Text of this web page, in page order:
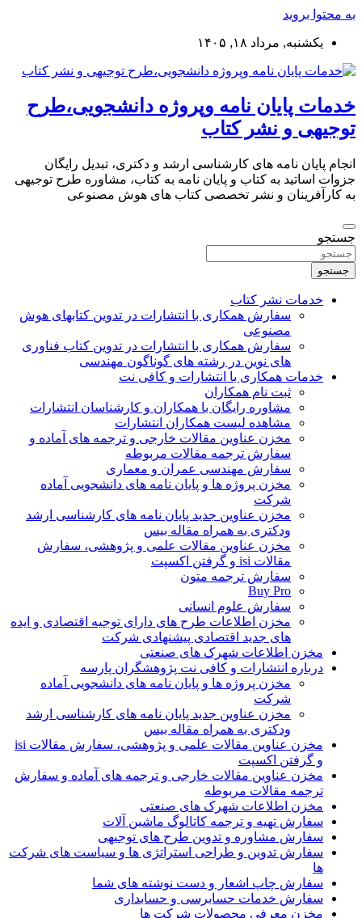
به محتوا بروید
یکشنبه, مرداد ۱۸, ۱۴۰۵
خدمات پایان نامه وپروژه دانشجویی،طرح
توجیهی و نشر کتاب
انجام پایان نامه های کارشناسی ارشد و دکتری، تبدیل رایگان
جزوات اساتید به کتاب و پایان نامه به کتاب، مشاوره طرح توجیهی
به کارآفرینان و نشر تخصصی کتاب های هوش مصنوعی
جستجو
جستجو
خدمات نشر کتاب
سفارش همکاری با انتشارات در تدوین کتابهای هوش
مصنوعی
سفارش همکاری با انتشارات در تدوین کتاب فناوری
های نوین در رشته های گوناگون مهندسی
خدمات همکاری با انتشارات و کافی نت
ثبت نام همکاران
مشاوره رایگان با همکاران و کارشناسان انتشارات
مشاهده لیست همکاران انتشارات
مخزن عناوین مقالات خارجی و ترجمه های آماده و
سفارش ترجمه مقالات مربوطه
سفارش مهندسی عمران و معماری
مخزن پروژه ها و پایان نامه های دانشجویی آماده
شرکت
مخزن عناوین جدید پایان نامه های کارشناسی ارشد
ودکتری به همراه مقاله بیس
مخزن عناوین مقالات علمی و پژوهشی، سفارش
مقالات isi و گرفتن اکسپت
سفارش ترجمه متون
Buy Pro
سفارش علوم انسانی
مخزن اطلاعات طرح های دارای توجیه اقتصادی و ایده
های جدید اقتصادی پیشنهادی شرکت
مخزن اطلاعات شهرک های صنعتی
درباره انتشارات و کافی نت پژوهشگران پارسه
مخزن پروژه ها و پایان نامه های دانشجویی آماده
شرکت
مخزن عناوین جدید پایان نامه های کارشناسی ارشد
ودکتری به همراه مقاله بیس
مخزن عناوین مقالات علمی و پژوهشی، سفارش مقالات isi
و گرفتن اکسپت
مخزن عناوین مقالات خارجی و ترجمه های آماده و سفارش
ترجمه مقالات مربوطه
مخزن اطلاعات شهرک های صنعتی
سفارش تهیه و ترجمه کاتالوگ ماشین آلات
سفارش مشاوره و تدوین طرح های توجیهی
سفارش تدوین و طراحی استراتژی ها و سیاست های شرکت
ها
سفارش چاپ اشعار و دست نوشته های شما
سفارش خدمات حسابرسی و حسابداری
مخزن معرفی محصولات شرکت ها